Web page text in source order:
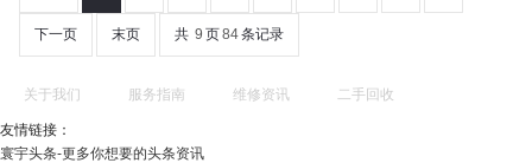
下一页 末页 共 9 页84条记录
关于我们 服务指南 维修资讯 二手回收
友情链接：
寰宇头条-更多你想要的头条资讯